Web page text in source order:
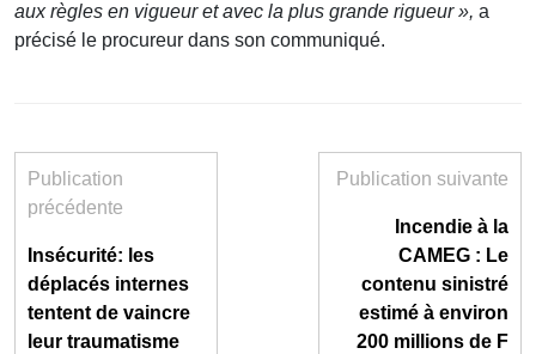
aux règles en vigueur et avec la plus grande rigueur », a
précisé le procureur dans son communiqué.
Publication
précédente
Insécurité: les
déplacés internes
tentent de vaincre
leur traumatisme
Publication suivante
Incendie à la
CAMEG : Le
contenu sinistré
estimé à environ
200 millions de F